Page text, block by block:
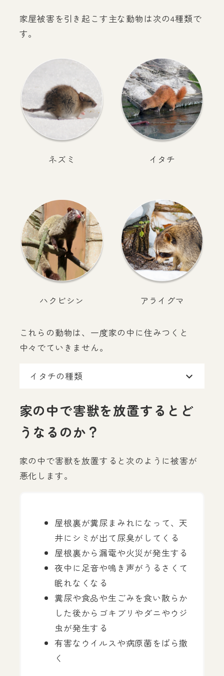
家屋被害を引き起こす主な動物は次の4種類で
す。
ネズミ イタチ
ハクビシン アライグマ
これらの動物は、一度家の中に住みつくと
中々でていきません。
イタチの種類
家の中で害獣を放置するとど
うなるのか？
家の中で害獣を放置すると次のように被害が
悪化します。
屋根裏が糞尿まみれになって、天
井にシミが出て尿臭がしてくる
屋根裏から漏電や火災が発生する
夜中に足音や鳴き声がうるさくて
眠れなくなる
糞尿や食品や生ごみを食い散らか
した後からゴキブリやダニやウジ
虫が発生する
有害なウイルスや病原菌をばら撒
く